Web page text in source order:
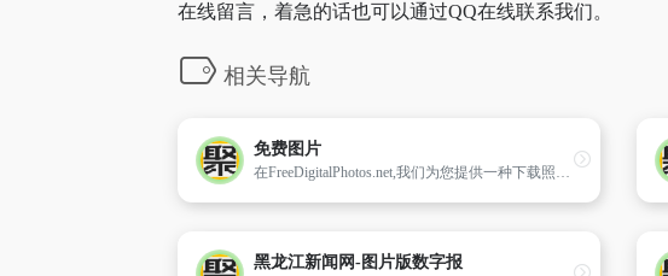
在线留言，着急的话也可以通过QQ在线联系我们。
相关导航
免费图片
在FreeDigitalPhotos.net,我们为您提供一种下载照片和插图的独特方法。我们网站上的所有图像均免费提供,可用于商业,个人,慈善或教育用途。这些免费图像尺寸较小,但是非常适合网站或草稿印刷作品。如果您需要更大尺寸的版本,则都可以购买。
黑龙江新闻网-图片版数字报